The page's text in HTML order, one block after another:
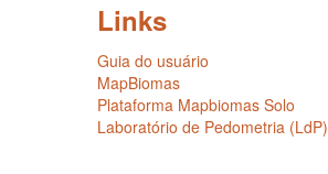
Links
Guia do usuário
MapBiomas
Plataforma Mapbiomas Solo
Laboratório de Pedometria (LdP)